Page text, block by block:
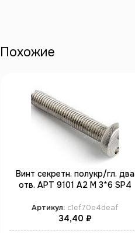
Похожие
Винт секретн. полукр/гл. два
отв. АРТ 9101 А2 M 3*6 SP4
Артикул: c1ef70e4deaf
34,40 ₽